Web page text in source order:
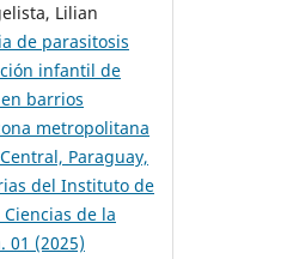
Lilian
de parasitosis
infantil de
barrios
metropolitana
Paraguay,
del Instituto de
de la
01 (2025)